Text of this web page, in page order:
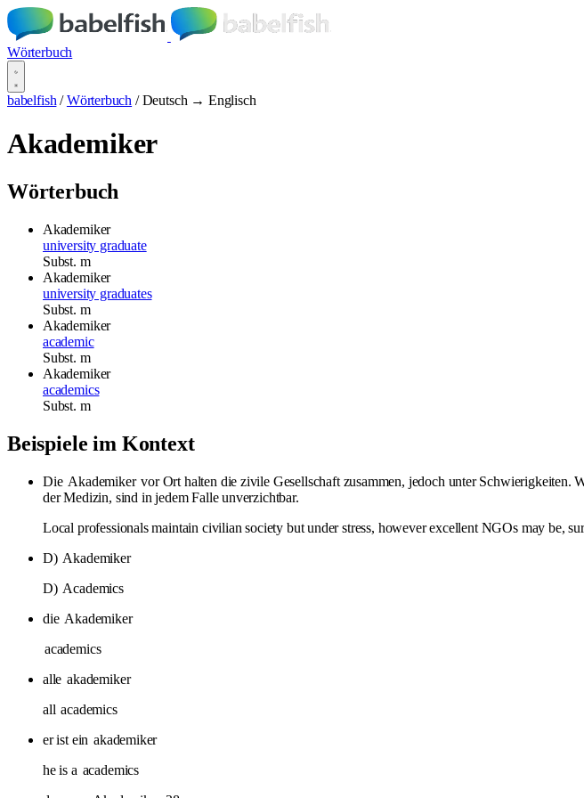
Wörterbuch
babelfish / Wörterbuch / Deutsch → Englisch
Akademiker
Wörterbuch
Akademiker
university graduate
Subst. m
Akademiker
university graduates
Subst. m
Akademiker
academic
Subst. m
Akademiker
academics
Subst. m
Beispiele im Kontext
Die Akademiker vor Ort halten die zivile Gesellschaft zusammen, jedoch unter Schwierigkeiten.
der Medizin, sind in jedem Falle unverzichtbar.
Local professionals maintain civilian society but under stress, however excellent NGOs may be,
D) Akademiker
D) Academics
die Akademiker
academics
alle akademiker
all academics
er ist ein akademiker
he is a academics